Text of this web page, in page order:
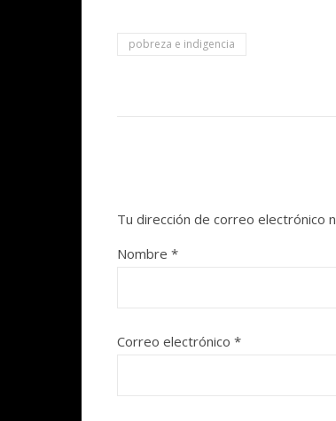
pobreza e indigencia
Tu dirección de correo electrónico
Nombre *
Correo electrónico *